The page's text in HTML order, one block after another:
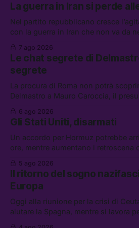
La guerra in Iran si perde
Nel partito repubblicano cresce
con la guerra in Iran che non va da
lavoro, Schlein prova a mettere in
che cos’è lo “Spiralismo,” la
7 ago 2026
Le chat segrete di
segrete
La procura di Roma non potrà
Delmastro a Mauro Caroccia, il
attacchi in Libano, il governo
flessibilità in armi e energia, e
abbandonata
6 ago 2026
Gli Stati Uniti, disarmati
Un accordo per Hormuz potrebbe
ore, mentre aumentano i retroscena
chi aspetta i dispersi di Ceuta, il
diluiti, e quanti attivisti anti data
5 ago 2026
Il ritorno del sogno
Europa
Oggi alla riunione per la crisi di
aiutare la Spagna, mentre si lavora